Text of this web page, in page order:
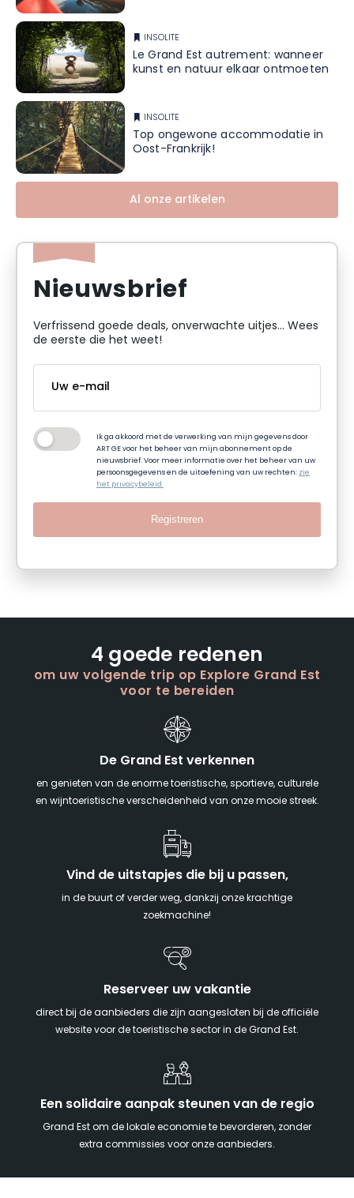
INSOLITE
Le Grand Est autrement: wanneer
kunst en natuur elkaar ontmoeten
INSOLITE
Top ongewone accommodatie in
Oost-Frankrijk!
Al onze artikelen
Nieuwsbrief
Verfrissend goede deals, onverwachte uitjes... Wees
de eerste die het weet!
Ik ga akkoord met de verwerking van mijn gegevens door
ART GE voor het beheer van mijn abonnement op de
nieuwsbrief. Voor meer informatie over het beheer van uw
persoonsgegevens en de uitoefening van uw rechten: zie
het privacybeleid.
Registreren
4 goede redenen
om uw volgende trip op Explore Grand Est
voor te bereiden
De Grand Est verkennen
en genieten van de enorme toeristische, sportieve, culturele
en wijntoeristische verscheidenheid van onze mooie streek.
Vind de uitstapjes die bij u passen,
in de buurt of verder weg, dankzij onze krachtige
zoekmachine!
Reserveer uw vakantie
direct bij de aanbieders die zijn aangesloten bij de officiële
website voor de toeristische sector in de Grand Est.
Een solidaire aanpak steunen van de regio
Grand Est om de lokale economie te bevorderen, zonder
extra commissies voor onze aanbieders.